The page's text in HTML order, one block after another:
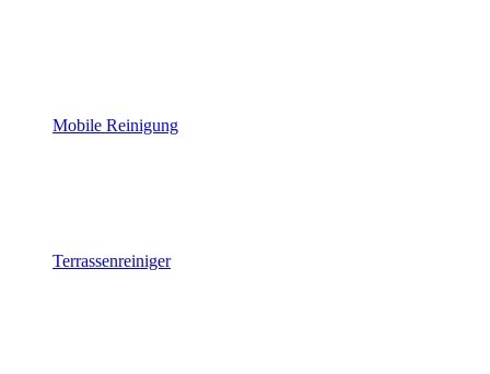
Mobile Reinigung
Terrassenreiniger